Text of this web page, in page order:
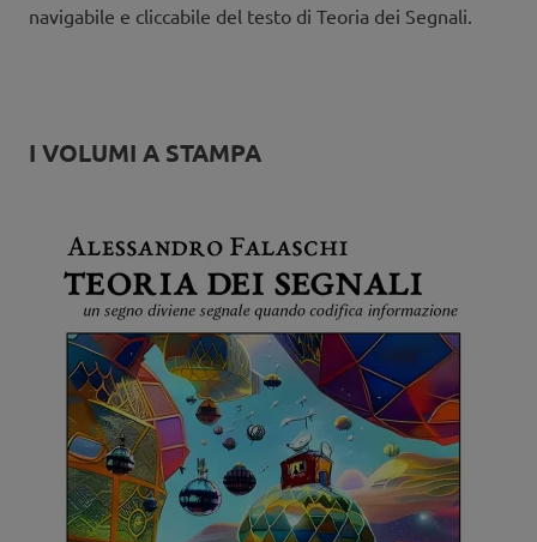
navigabile e cliccabile del testo di Teoria dei Segnali.
I VOLUMI A STAMPA